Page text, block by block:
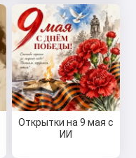
Открытки на 9 мая с
ИИ